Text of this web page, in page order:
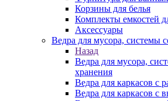
Корзины для белья
Комплекты емкостей
Аксессуары
Ведра для мусора, системы
Назад
Ведра для мусора,
хранения
Ведра для каркасов с
Ведра для каркасов